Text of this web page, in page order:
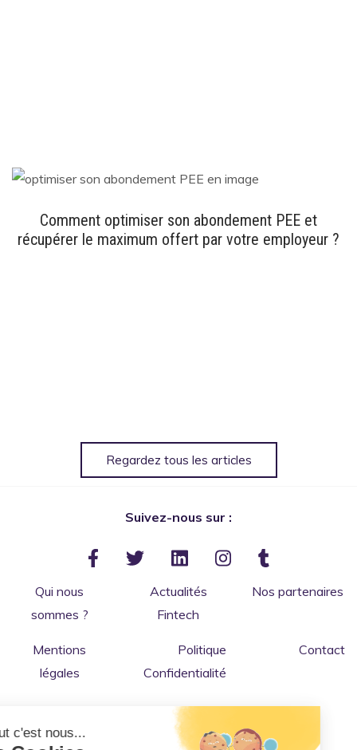
Comment optimiser son abondement PEE et
récupérer le maximum offert par votre employeur ?
Regardez tous les articles
Suivez-nous sur :
Qui nous
sommes ?
Actualités
Fintech
Nos partenaires
Mentions
légales
Politique
Confidentialité
Contact
Salut c'est nous...